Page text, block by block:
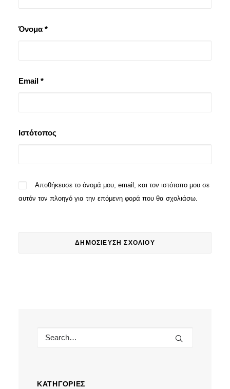
Όνομα *
Email *
Ιστότοπος
Αποθήκευσε το όνομά μου, email, και τον ιστότοπο μου σε
αυτόν τον πλοηγό για την επόμενη φορά που θα σχολιάσω.
ΚΑΤΗΓΟΡΊΕΣ